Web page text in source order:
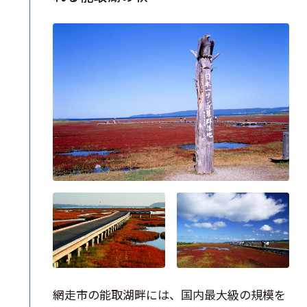
網走市の能取湖畔には、国内最大級の規模を